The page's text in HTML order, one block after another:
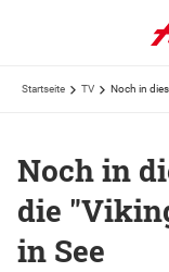
Startseite TV Noch in
Noch in
die
in See